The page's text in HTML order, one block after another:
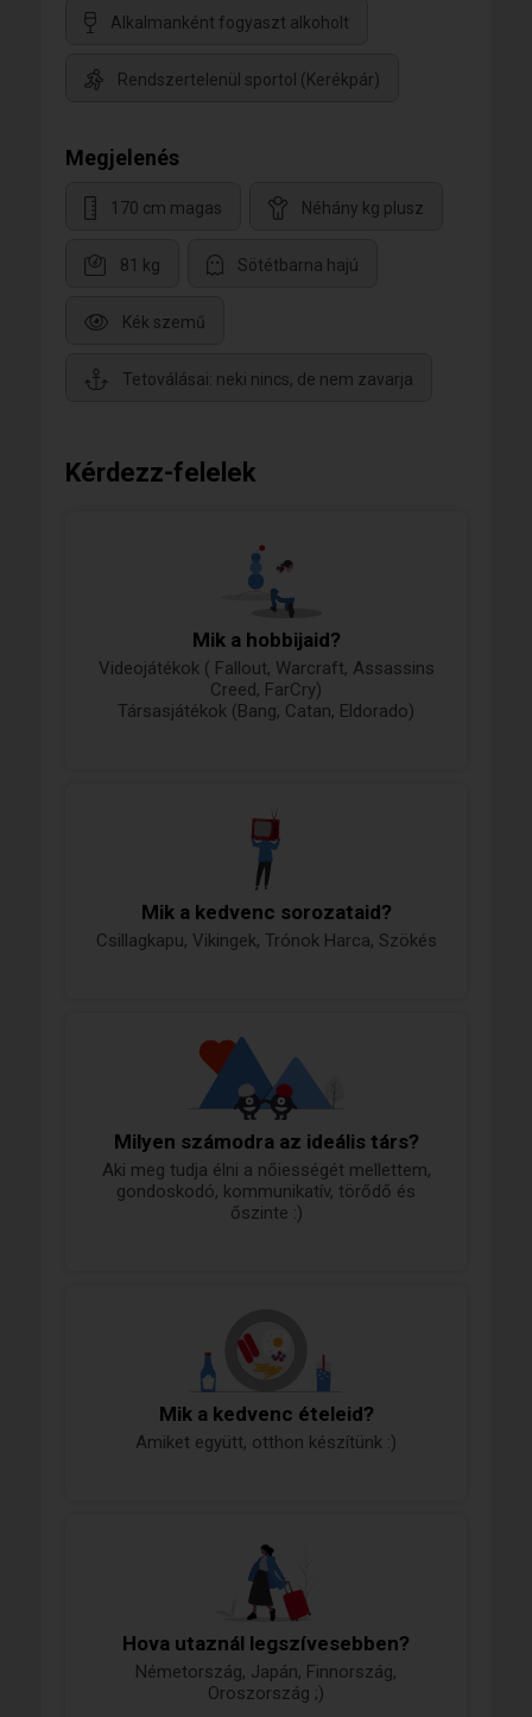
Alkalmanként fogyaszt alkoholt
Rendszertelenül sportol (Kerékpár)
Megjelenés
170 cm magas Néhány kg plusz
81 kg Sötétbarna hajú
Kék szemű
Tetoválásai: neki nincs, de nem zavarja
Kérdezz-felelek
Mik a hobbijaid?
Videojátékok ( Fallout, Warcraft, Assassins
Creed, FarCry)
Társasjátékok (Bang, Catan, Eldorado)
Mik a kedvenc sorozataid?
Csillagkapu, Vikingek, Trónok Harca, Szökés
Milyen számodra az ideális társ?
Aki meg tudja élni a nőiességét mellettem,
gondoskodó, kommunikatív, törődő és
őszinte :)
Mik a kedvenc ételeid?
Amiket együtt, otthon készítünk :)
Hova utaznál legszívesebben?
Németország, Japán, Finnország,
Oroszország ;)